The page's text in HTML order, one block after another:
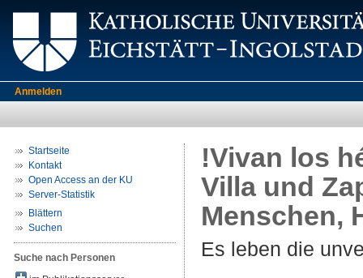
Anmelden
Startseite
Kontakt
Open Access an der KU
Server-Statistik
Blättern
Suchen
Suche nach Personen
!Vivan los
Villa und
Menschen,
Es leben die